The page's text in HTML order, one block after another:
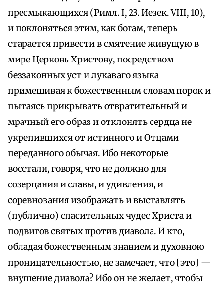
пресмыкающихся (Римл. I, 23. Иезек. VIII, 10),
и поклоняться этим, как богам, теперь
старается привести в смятение живущую в
мире Церковь Христову, посредством
беззаконных уст и лукаваго языка
примешивая к божественным словам порок и
пытаясь прикрывать отвратительный и
мрачный его образ и отклонять сердца не
укрепившихся от истинного и Отцами
переданного обычая. Ибо некоторые
восстали, говоря, что не должно для
созерцания и славы, и удивления, и
соревнования изображать и выставлять
(публично) спасительных чудес Христа и
подвигов святых против диавола. И кто,
обладая божественным знанием и духовною
проницательностью, не замечает, что [это] —
внушение диавола? Ибо он не желает, чтобы